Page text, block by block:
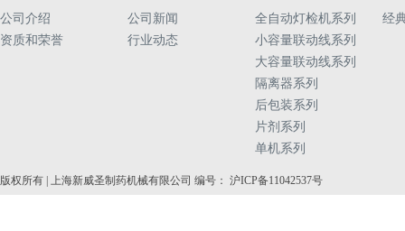
公司介绍
资质和荣誉
公司新闻
行业动态
全自动灯检机系列
小容量联动线系列
大容量联动线系列
隔离器系列
后包装系列
片剂系列
单机系列
经
版权所有 | 上海新威圣制药机械有限公司 编号： 沪ICP备11042537号